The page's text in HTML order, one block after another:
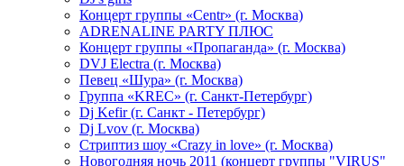
Концерт группы «Centr» (г. Москва)
ADRENALINE PARTY ПЛЮС
Концерт группы «Пропаганда» (г. Москва)
DVJ Electra (г. Москва)
Певец «Шура» (г. Москва)
Группа «KREC» (г. Санкт-Петербург)
Dj Kefir (г. Санкт - Петербург)
Dj Lvov (г. Москва)
Стриптиз шоу «Crazy in love» (г. Москва)
Новогодняя ночь 2011 (концерт группы "VIRUS"